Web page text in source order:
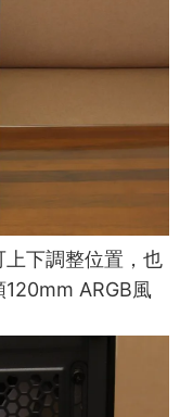
下調整位置，也
ARGB風